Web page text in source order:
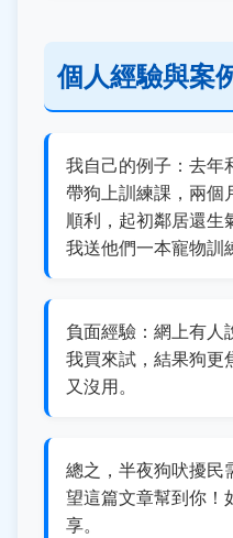
個人經驗與案
我自己的例子：去年
帶狗上訓練課，兩個
順利，起初鄰居還生
我送他們一本寵物訓
負面經驗：網上有人
我買來試，結果狗更
又沒用。
總之，半夜狗吠擾民
望這篇文章幫到你！
享。